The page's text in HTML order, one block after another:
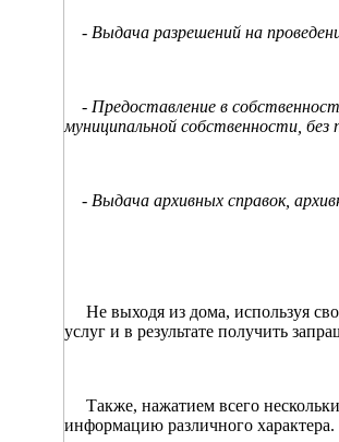
- Выдача разрешений на
- Предоставление в
муниципальной собственности, без
- Выдача архивных справок,
Не выходя из дома, используя
услуг и в результате получить
Также, нажатием всего
информацию различного характера.